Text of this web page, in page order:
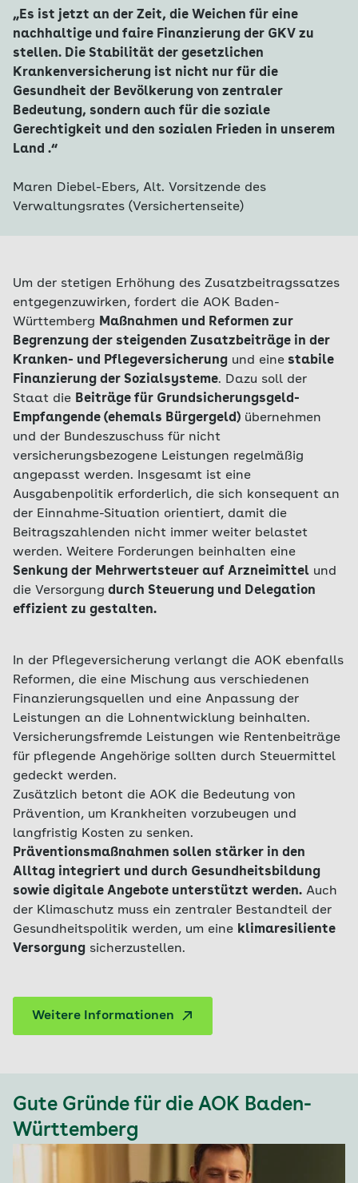
„Es ist jetzt an der Zeit, die Weichen für eine
nachhaltige und faire Finanzierung der GKV zu
stellen. Die Stabilität der gesetzlichen
Krankenversicherung ist nicht nur für die
Gesundheit der Bevölkerung von zentraler
Bedeutung, sondern auch für die soziale
Gerechtigkeit und den sozialen Frieden in unserem
Land .“
Maren Diebel-Ebers, Alt. Vorsitzende des
Verwaltungsrates (Versichertenseite)
Um der stetigen Erhöhung des Zusatzbeitragssatzes
entgegenzuwirken, fordert die AOK Baden-
Württemberg Maßnahmen und Reformen zur
Begrenzung der steigenden Zusatzbeiträge in der
Kranken- und Pflegeversicherung und eine stabile
Finanzierung der Sozialsysteme. Dazu soll der
Staat die Beiträge für Grundsicherungsgeld-
Empfangende (ehemals Bürgergeld) übernehmen
und der Bundeszuschuss für nicht
versicherungsbezogene Leistungen regelmäßig
angepasst werden. Insgesamt ist eine
Ausgabenpolitik erforderlich, die sich konsequent an
der Einnahme-Situation orientiert, damit die
Beitragszahlenden nicht immer weiter belastet
werden. Weitere Forderungen beinhalten eine
Senkung der Mehrwertsteuer auf Arzneimittel und
die Versorgung durch Steuerung und Delegation
effizient zu gestalten.
In der Pflegeversicherung verlangt die AOK ebenfalls
Reformen, die eine Mischung aus verschiedenen
Finanzierungsquellen und eine Anpassung der
Leistungen an die Lohnentwicklung beinhalten.
Versicherungsfremde Leistungen wie Rentenbeiträge
für pflegende Angehörige sollten durch Steuermittel
gedeckt werden.
Zusätzlich betont die AOK die Bedeutung von
Prävention, um Krankheiten vorzubeugen und
langfristig Kosten zu senken.
Präventionsmaßnahmen sollen stärker in den
Alltag integriert und durch Gesundheitsbildung
sowie digitale Angebote unterstützt werden. Auch
der Klimaschutz muss ein zentraler Bestandteil der
Gesundheitspolitik werden, um eine klimaresiliente
Versorgung sicherzustellen.
Weitere Informationen
Gute Gründe für die AOK Baden-
Württemberg